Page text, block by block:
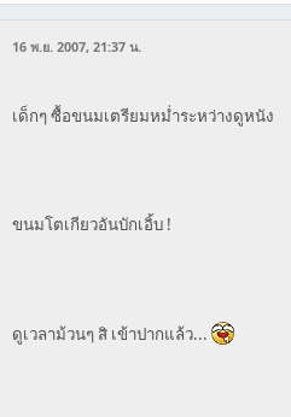
16 พ.ย. 2007, 21:37 น.
เด็กๆ ซื้อขนมเตรียมหม่ำระหว่างดูหนัง
ขนมโตเกียวอันบักเอิ้บ !
ดูเวลาม้วนๆ สิ เข้าปากแล้ว...